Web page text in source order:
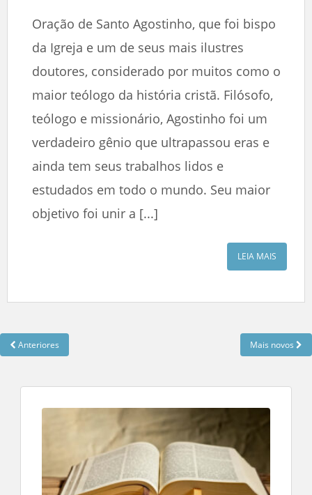
Oração de Santo Agostinho, que foi bispo
da Igreja e um de seus mais ilustres
doutores, considerado por muitos como o
maior teólogo da história cristã. Filósofo,
teólogo e missionário, Agostinho foi um
verdadeiro gênio que ultrapassou eras e
ainda tem seus trabalhos lidos e
estudados em todo o mundo. Seu maior
objetivo foi unir a [...]
LEIA MAIS
Anteriores Mais novos